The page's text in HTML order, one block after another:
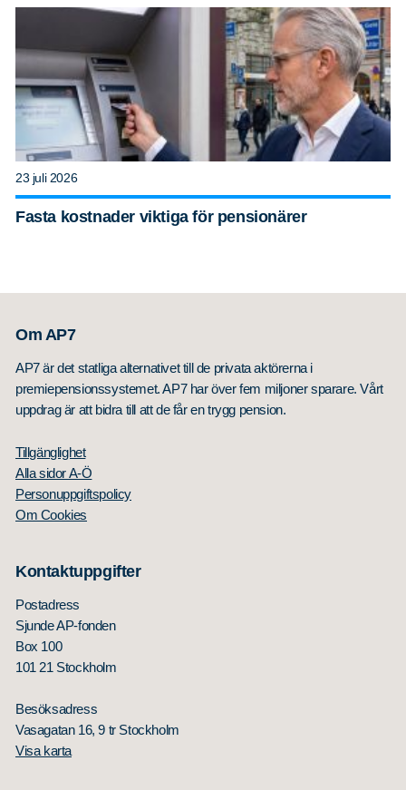
23 juli 2026
Fasta kostnader viktiga för pensionärer
Om AP7
AP7 är det statliga alternativet till de privata aktörerna i
premiepensionssystemet. AP7 har över fem miljoner sparare. Vårt
uppdrag är att bidra till att de får en trygg pension.
Tillgänglighet
Alla sidor A-Ö
Personuppgiftspolicy
Om Cookies
Kontaktuppgifter
Postadress
Sjunde AP-fonden
Box 100
101 21 Stockholm
Besöksadress
Vasagatan 16, 9 tr Stockholm
Visa karta